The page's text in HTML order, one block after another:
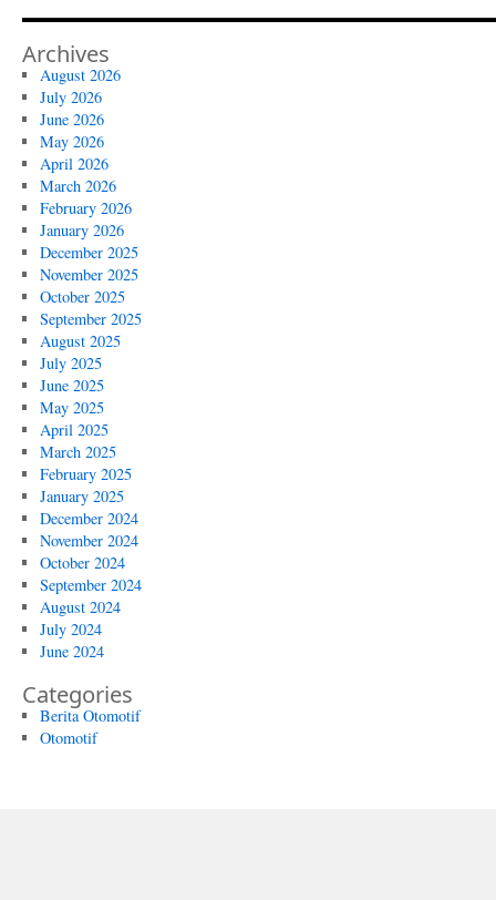
Archives
August 2026
July 2026
June 2026
May 2026
April 2026
March 2026
February 2026
January 2026
December 2025
November 2025
October 2025
September 2025
August 2025
July 2025
June 2025
May 2025
April 2025
March 2025
February 2025
January 2025
December 2024
November 2024
October 2024
September 2024
August 2024
July 2024
June 2024
Categories
Berita Otomotif
Otomotif